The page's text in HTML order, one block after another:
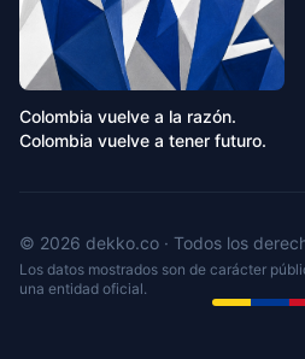
Colombia vuelve a la razón.
Colombia vuelve a tener futuro.
© 2026 dekko.co · Todos los
Los datos mostrados son de carácter
una entidad oficial.